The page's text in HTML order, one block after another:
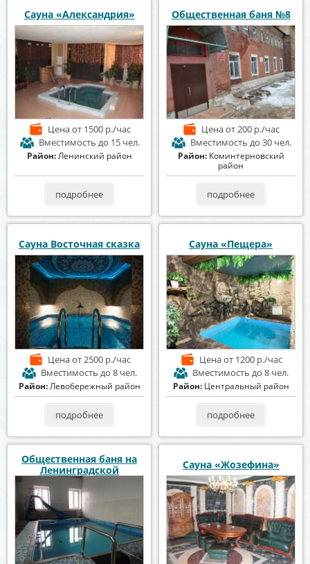
Сауна «Александрия»
Ценаот 1500 р./час
Вместимость до 15 чел.
Район:Ленинский район
подробнее
Общественная баня №8
Ценаот 200 р./час
Вместимость до 30 чел.
Район: Коминтерновский
район
подробнее
Сауна Восточная сказка
Ценаот 2500 р./час
Вместимость до 8 чел.
Район:Левобережный район
подробнее
Сауна «Пещера»
Ценаот 1200 р./час
Вместимость до 8 чел.
Район: Центральный район
подробнее
Общественная баня на
Ленинградской
Сауна «Жозефина»